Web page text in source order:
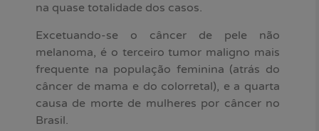
na quase totalidade dos casos.
Excetuando-se o câncer de pele não
melanoma, é o terceiro tumor maligno mais
frequente na população feminina (atrás do
câncer de mama e do colorretal), e a quarta
causa de morte de mulheres por câncer no
Brasil.